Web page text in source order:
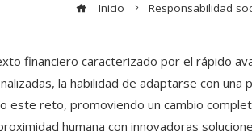
Inicio Responsabilidad
financiero caracterizado por el rápido
la habilidad de adaptarse con
este reto, promoviendo un cambio
humana con innovadoras